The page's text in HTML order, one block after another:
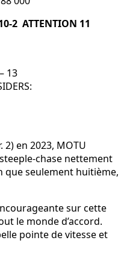
2 ATTENTION 11
13
2) en 2023, MOTU
steeple-chase nettement
que seulement huitième,
sur cette
le monde d’accord.
pointe de vitesse et